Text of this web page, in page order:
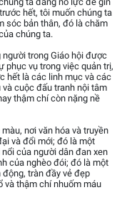
hết, tôi muốn chúng ta
sóc bản thân, đó là chăm
chúng ta.
trong Giáo hội được
phục vụ trong việc quản trị,
hết là các linh mục và các
cuộc đấu tranh nội tâm
thậm chí còn nặng nề
nơi văn hóa và truyền
và đổi mới; đó là một
của người dân đan xen
của nghèo đói; đó là một
tràn đầy vẻ đẹp
và thậm chí nhuốm máu